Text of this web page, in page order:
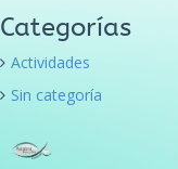
Categorías
Actividades
Sin categoría